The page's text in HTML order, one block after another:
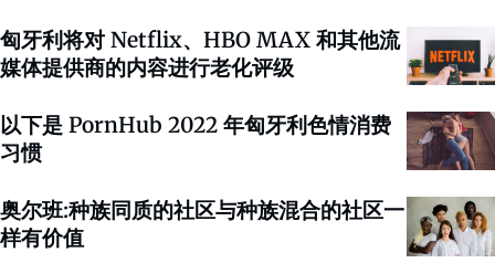
匈牙利将对 Netflix、HBO MAX 和其他流
媒体提供商的内容进行老化评级
以下是 PornHub 2022 年匈牙利色情消费
习惯
奥尔班:种族同质的社区与种族混合的社区一
样有价值